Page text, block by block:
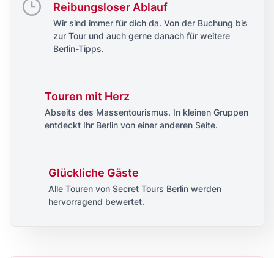
Reibungsloser Ablauf
Wir sind immer für dich da. Von der Buchung bis
zur Tour und auch gerne danach für weitere
Berlin-Tipps.
Touren mit Herz
Abseits des Massentourismus. In kleinen Gruppen
entdeckt Ihr Berlin von einer anderen Seite.
Glückliche Gäste
Alle Touren von Secret Tours Berlin werden
hervorragend bewertet.